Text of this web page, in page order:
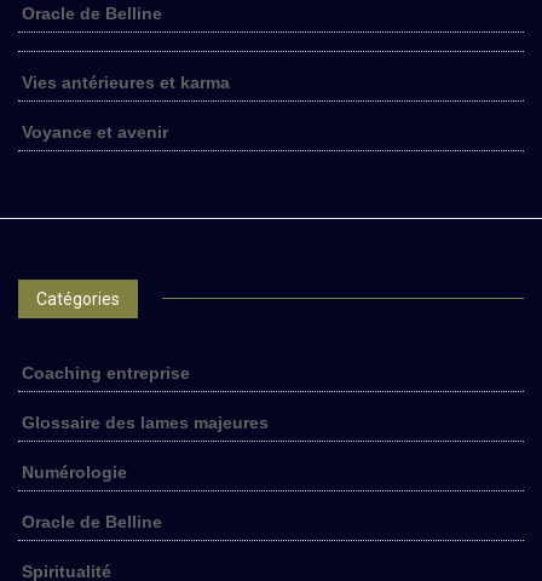
Oracle de Belline
Vies antérieures et karma
Voyance et avenir
Catégories
Coaching entreprise
Glossaire des lames majeures
Numérologie
Oracle de Belline
Spiritualité